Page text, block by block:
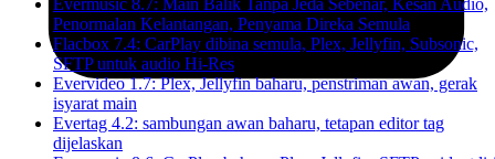
Evermusic 8.7: Main Balik Tanpa Jeda Sebenar, Kesan Audio,
Penormalan Kelantangan, Penyama Direka Semula
Flacbox 7.4: CarPlay dibina semula, Plex, Jellyfin, Subsonic,
SFTP untuk audio Hi-Res
Evervideo 1.7: Plex, Jellyfin baharu, penstriman awan, gerak
isyarat main
Evertag 4.2: sambungan awan baharu, tetapan editor tag
dijelaskan